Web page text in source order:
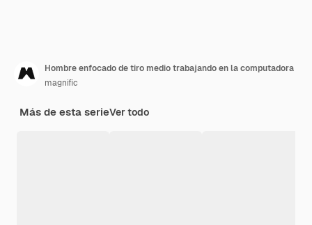
Hombre enfocado de tiro medio trabajando en la computadora
magnific
Más de esta serieVer todo